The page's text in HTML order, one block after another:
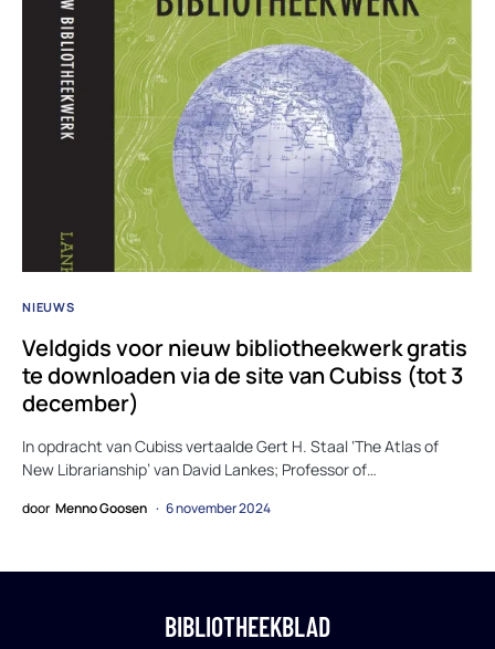
NIEUWS
Veldgids voor nieuw bibliotheekwerk gratis
te downloaden via de site van Cubiss (tot 3
december)
In opdracht van Cubiss vertaalde Gert H. Staal ‘The Atlas of
New Librarianship’ van David Lankes; Professor of…
door Menno Goosen 6 november 2024
BIBLIOTHEEKBLAD